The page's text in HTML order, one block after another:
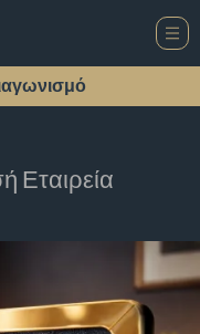
Εταιρεία